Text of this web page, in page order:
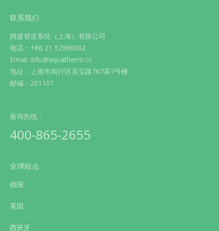
联系我们
阔盛管道系统（上海）有限公司
电话：+86 21 52986002
Email: info@aquatherm.cc
地址：上海市闵行区吴宝路767弄7号楼
邮编：201101
垂询热线：
400-865-2655
全球站点
德国
英国
西班牙